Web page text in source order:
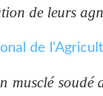
de leurs
musclé soudé